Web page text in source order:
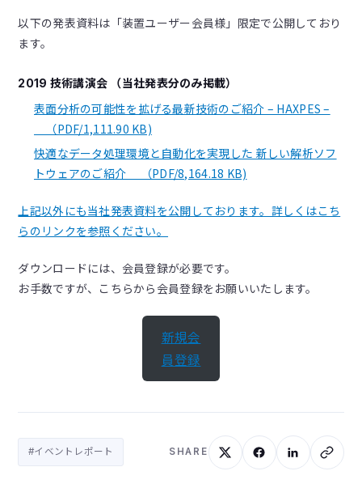
以下の発表資料は「装置ユーザー会員様」限定で公開しており
ます。
2019 技術講演会 （当社発表分のみ掲載）
表面分析の可能性を拡げる最新技術のご紹介 – HAXPES –
（PDF/1,111.90 KB)
快適なデータ処理環境と自動化を実現した 新しい解析ソフ
トウェアのご紹介 （PDF/8,164.18 KB)
上記以外にも当社発表資料を公開しております。詳しくはこち
らのリンクを参照ください。
ダウンロードには、会員登録が必要です。
お手数ですが、こちらから会員登録をお願いいたします。
新規会
員登録
#イベントレポート SHARE